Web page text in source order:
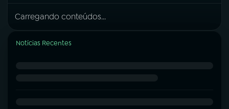
Carregando conteúdos...
Notícias Recentes